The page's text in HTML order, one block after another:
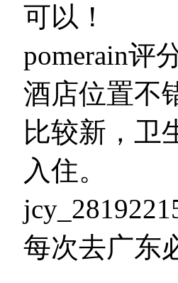
可以！
pomerain评
酒店位置不
比较新，卫
入住。
每次去广东